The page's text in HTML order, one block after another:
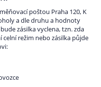
poštou Praha 120, K
a dle druhu a hodnoty
zásilka vyclena, tzn. zda
režim nebo zásilka půjde